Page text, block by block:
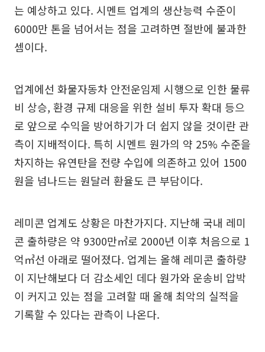
는 예상하고 있다. 시멘트 업계의 생산능력 수준이
6000만 톤을 넘어서는 점을 고려하면 절반에 불과한
셈이다.
업계에선 화물자동차 안전운임제 시행으로 인한 물류
비 상승, 환경 규제 대응을 위한 설비 투자 확대 등으
로 앞으로 수익을 방어하기가 더 쉽지 않을 것이란 관
측이 지배적이다. 특히 시멘트 원가의 약 25% 수준을
차지하는 유연탄을 전량 수입에 의존하고 있어 1500
원을 넘나드는 원달러 환율도 큰 부담이다.
레미콘 업계도 상황은 마찬가지다. 지난해 국내 레미
콘 출하량은 약 9300만㎥로 2000년 이후 처음으로 1
억㎥선 아래로 떨어졌다. 업계는 올해 레미콘 출하량
이 지난해보다 더 감소세인 데다 원가와 운송비 압박
이 커지고 있는 점을 고려할 때 올해 최악의 실적을
기록할 수 있다는 관측이 나온다.